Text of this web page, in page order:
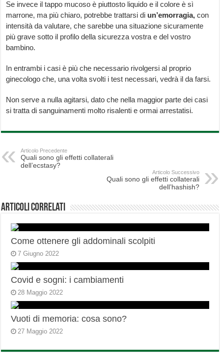
Se invece il tappo mucoso è piuttosto liquido e il colore è sì
marrone, ma più chiaro, potrebbe trattarsi di un’emorragia, con
intensità da valutare, che sarebbe una situazione sicuramente
più grave sotto il profilo della sicurezza vostra e del vostro
bambino.
In entrambi i casi è più che necessario rivolgersi al proprio
ginecologo che, una volta svolti i test necessari, vedrà il da farsi.
Non serve a nulla agitarsi, dato che nella maggior parte dei casi
si tratta di sanguinamenti molto risalenti e ormai arrestatisi.
Articolo Precedente
Quali sono gli effetti collaterali
dell’ecstasy?
Articolo Successivo
Quali sono gli effetti collaterali
dell’hashish?
Articoli correlati
Come ottenere gli addominali scolpiti
7 Giugno 2022
Covid e sogni: i cambiamenti
28 Maggio 2022
Vuoti di memoria: cosa sono?
27 Maggio 2022